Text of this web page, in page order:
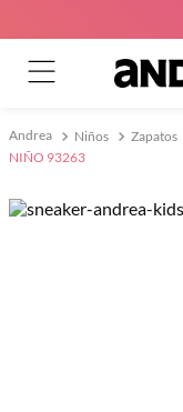
Niños Zapatos
NIÑO 93263